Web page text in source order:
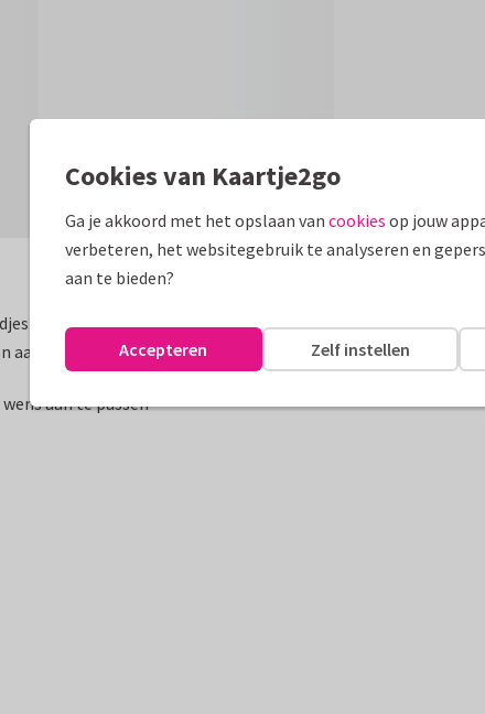
in waterverfstijl en goudlook spetters.
aanpasbare tekst.
aan te passen
Cookies van Kaartje2go
Ga je akkoord met het opslaan van cookies op jouw
verbeteren, het websitegebruik te analyseren en
aan te bieden?
Zelf instellen
Accepteren